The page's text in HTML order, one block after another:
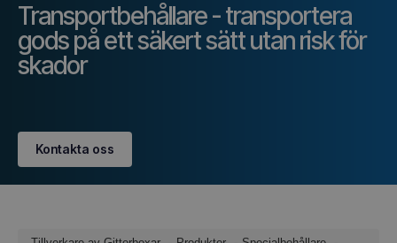
Transportbehållare - transportera
gods på ett säkert sätt utan risk för
skador
Kontakta oss